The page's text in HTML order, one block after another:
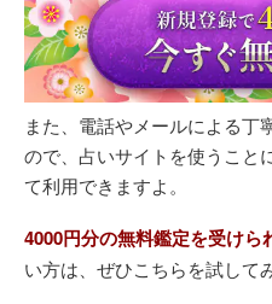
また、電話やメールによる丁
ので、占いサイトを使うこと
て利用できますよ。
4000円分の無料鑑定を受けら
い方は、ぜひこちらを試して